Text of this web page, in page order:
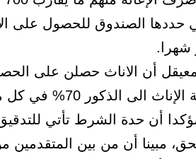
حددها الصندوق للحصول على
شهرا.
أن الاناث حصلن على
بلغت نسبة الإناث
أن حدة الشرط تأتي
مبينا أن من بين المتقدمين